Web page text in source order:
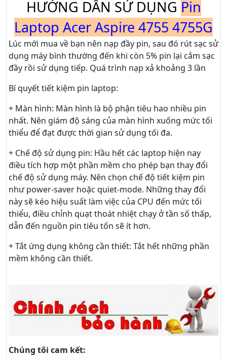
HƯỚNG DẪN SỬ DỤNG Pin
Laptop Acer Aspire 4755 4755G
Lúc mới mua về bạn nên nạp đầy pin, sau đó rút sạc sử
dụng máy bình thường đến khi còn 5% pin lại cắm sạc
đầy rồi sử dụng tiếp. Quá trình nạp xả khoảng 3 lần
Bí quyết tiết kiệm pin laptop:
+ Màn hình: Màn hình là bộ phận tiêu hao nhiều pin
nhất. Nên giám độ sáng của màn hình xuống mức tối
thiểu để đạt được thời gian sử dụng tối đa.
+ Chế độ sử dụng pin: Hầu hết các laptop hiện nay
điều tích hợp một phần mềm cho phép bạn thay đổi
chế độ sử dụng máy. Nên chọn chế độ tiết kiệm pin
như power-saver hoặc quiet-mode. Những thay đổi
này sẽ kéo hiệu suất làm việc của CPU đến mức tối
thiểu, điều chỉnh quạt thoát nhiệt chạy ở tần số thấp,
dẫn đến nguồn pin tiêu tốn sẽ ít hơn.
+ Tắt ứng dụng không cần thiết: Tắt hết những phần
mềm không cần thiết.
Chúng tôi cam kết: